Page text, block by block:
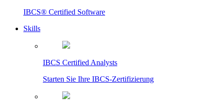
IBCS® Certified Software
Skills
IBCS Certified Analysts
Starten Sie Ihre IBCS-Zertifizierung